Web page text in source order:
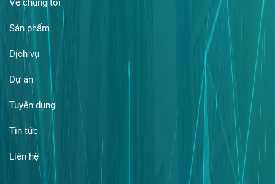
Về chúng tôi
Sản phẩm
Dịch vụ
Dự án
Tuyển dụng
Tin tức
Liên hệ